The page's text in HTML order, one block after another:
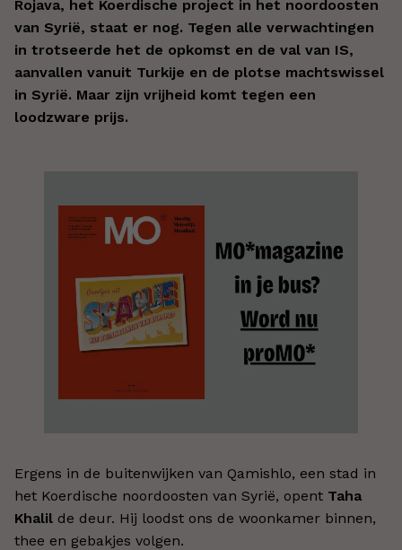
Rojava, het Koerdische project in het noordoosten
van Syrië, staat er nog. Tegen alle verwachtingen
in trotseerde het de opkomst en de val van IS,
aanvallen vanuit Turkije en de plotse machtswissel
in Syrië. Maar zijn vrijheid komt tegen een
loodzware prijs.
Ergens in de buitenwijken van Qamishlo, een stad in
het Koerdische noordoosten van Syrië, opent Taha
Khalil de deur. Hij loodst ons de woonkamer binnen,
thee en gebakjes volgen.